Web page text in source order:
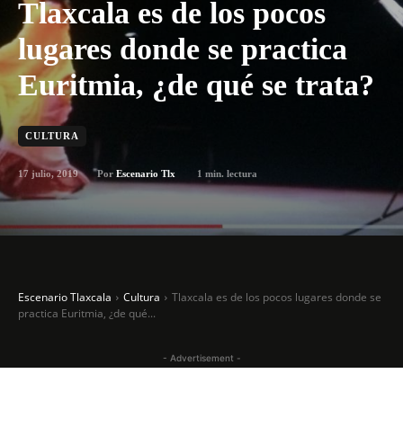
Tlaxcala es de los pocos
lugares donde se practica
Euritmia, ¿de qué se trata?
CULTURA
17 julio, 2019 Por Escenario Tlx 1 min. lectura
Escenario Tlaxcala Cultura
Tlaxcala es de los pocos lugares donde se
practica Euritmia, ¿de qué...
- Advertisement -